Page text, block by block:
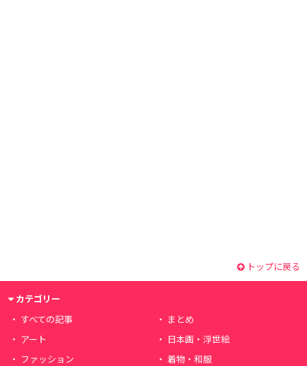
トップに戻る
カテゴリー
すべての記事
まとめ
アート
日本画・浮世絵
ファッション
着物・和服